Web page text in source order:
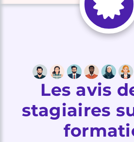
Les avis
stagiaires